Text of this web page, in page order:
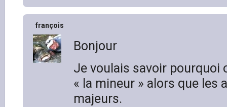
françois
Bonjour
Je voulais savoir pourquoi
« la mineur » alors que les
majeurs.